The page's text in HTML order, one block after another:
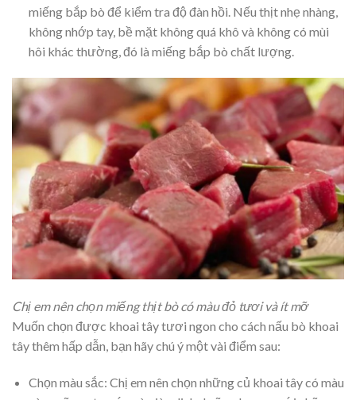
miếng bắp bò để kiểm tra độ đàn hồi. Nếu thịt nhẹ nhàng,
không nhớp tay, bề mặt không quá khô và không có mùi
hôi khác thường, đó là miếng bắp bò chất lượng.
Chị em nên chọn miếng thịt bò có màu đỏ tươi và ít mỡ
Muốn chọn được khoai tây tươi ngon cho cách nấu bò khoai
tây thêm hấp dẫn, bạn hãy chú ý một vài điểm sau:
Chọn màu sắc: Chị em nên chọn những củ khoai tây có màu